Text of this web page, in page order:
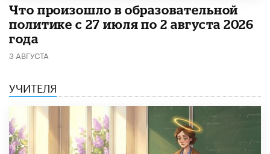
​Что произошло в образовательной
политике с 27 июля по 2 августа 2026
года
3 АВГУСТА
УЧИТЕЛЯ